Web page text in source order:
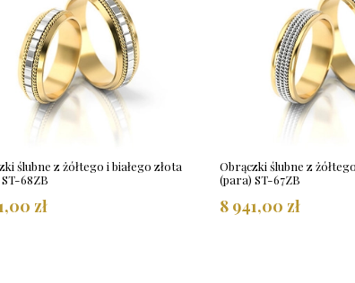
ślubne z żółtego i białego złota
68ZB
zł
Obrączki ślubne z
(para) ST-67ZB
8 941,00 zł